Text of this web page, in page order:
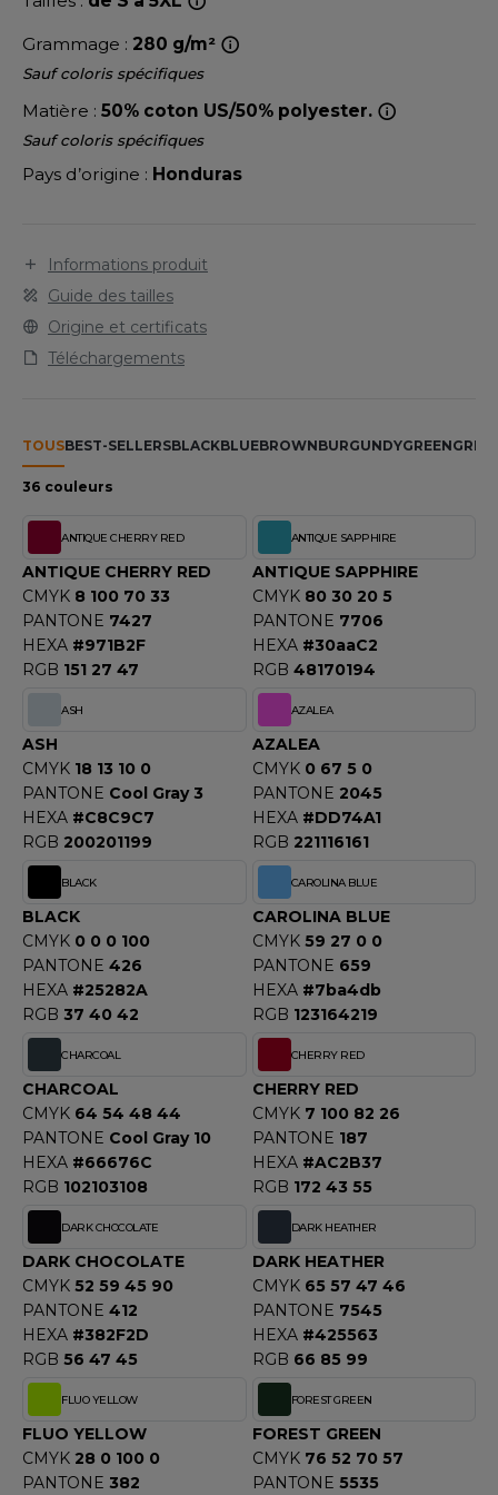
IN EUROPE
LABEL / TEAR AWAY
SHOPPING
SHIRT
SHIRT
- BLOUSON
ROW
OF THE LOOM VINTAGE
- BLANKS
COOL
HOODS
T'S
SERIE
GEN
MORNING STUDIOS
SEGURIDAD
DUICK
Grammage : 280 g/m²
Sauf coloris spécifiques
Matière : 50% coton US/50% polyester.
Sauf coloris spécifiques
Pays d’origine : Honduras
Informations produit
Guide des tailles
Origine et certificats
Téléchargements
TOUSBEST-SELLERSBLACKBLUEBROWNBURGUNDYGREENGREY
36 couleurs
ANTIQUE CHERRY RED
ANTIQUE CHERRY RED
CMYK 8 100 70 33
PANTONE 7427
HEXA #971B2F
RGB 151 27 47
ANTIQUE SAPPHIRE
ANTIQUE SAPPHIRE
CMYK 80 30 20 5
PANTONE 7706
HEXA #30aaC2
RGB 48170194
ASH
ASH
CMYK 18 13 10 0
PANTONE Cool Gray 3
HEXA #C8C9C7
RGB 200201199
AZALEA
AZALEA
CMYK 0 67 5 0
PANTONE 2045
HEXA #DD74A1
RGB 221116161
BLACK
BLACK
CMYK 0 0 0 100
PANTONE 426
HEXA #25282A
RGB 37 40 42
CAROLINA BLUE
CAROLINA BLUE
CMYK 59 27 0 0
PANTONE 659
HEXA #7ba4db
RGB 123164219
CHARCOAL
CHARCOAL
CMYK 64 54 48 44
PANTONE Cool Gray 10
HEXA #66676C
RGB 102103108
CHERRY RED
CHERRY RED
CMYK 7 100 82 26
PANTONE 187
HEXA #AC2B37
RGB 172 43 55
DARK CHOCOLATE
DARK CHOCOLATE
CMYK 52 59 45 90
PANTONE 412
HEXA #382F2D
RGB 56 47 45
DARK HEATHER
DARK HEATHER
CMYK 65 57 47 46
PANTONE 7545
HEXA #425563
RGB 66 85 99
FLUO YELLOW
FLUO YELLOW
CMYK 28 0 100 0
PANTONE 382
FOREST GREEN
FOREST GREEN
CMYK 76 52 70 57
PANTONE 5535